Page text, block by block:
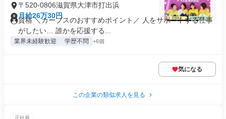
〒520-0806滋賀県大津市打出浜
月給26万30円
資格 ＼カーブスのおすすめポイント／ 人をサポートする仕事
がしたい… 誰かを応援する...
業界未経験歓迎 学歴不問 +6個
気になる
この企業の類似求人を見る
正社員